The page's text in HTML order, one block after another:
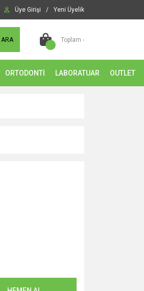
Üye Girişi / Yeni Üyelik
ARA Toplam -
ORTODONTİ LABORATUAR OUTLET